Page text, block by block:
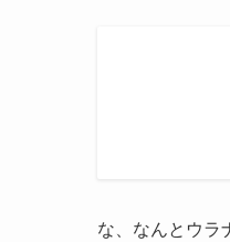
な、なんとウラ